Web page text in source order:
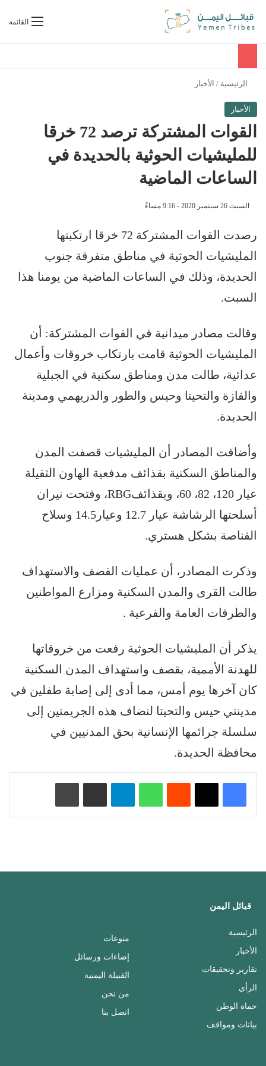
القائمةبحث عن
الرئيسية / الأخبار
الأخبار
القوات المشتركة ترصد 72 خرقا
للمليشيات الحوثية بالحديدة في
الساعات الماضية
السبت 26 سبتمبر 2020 - 9:16 مساءً
رصدت القوات المشتركة 72 خرقا ارتكبتها
المليشيات الحوثية في مناطق متفرقة جنوب
الحديدة، وذلك في الساعات الماضية من يومنا هذا
السبت.
وقالت مصادر ميدانية في القوات المشتركة: أن
المليشيات الحوثية قامت بارتكاب خروقات وأعمال
عدائية، طالت مدن ومناطق سكنية في الجبلية
والفازة والتحيتا وحيس والطور والدريهمي ومدينة
الحديدة.
وأضافت المصادر أن المليشيات قصفت المدن
والمناطق السكنية بقذائف مدفعية الهاون الثقيلة
عيار 120، 82، 60، وبقذائفRBG، وفتحت نيران
أسلحتها الرشاشة عيار 12.7 وعيار14.5 وسلاح
القناصة بشكل هستري.
وذكرت المصادر، أن عمليات القصف والاستهداف
طالت القرى والمدن السكنية ومزارع المواطنين
والطرقات العامة والفرعية .
يذكر أن المليشيات الحوثية رفعت من خروقاتها
للهدنة الأممية، بقصف واستهداف المدن السكنية
كان آخرها يوم أمس، مما أدى إلى إصابة طفلين في
مدينتي حيس والتحيتا لتضاف هذه الجريمتين إلى
سلسلة جرائمها الإنسانية بحق المدنيين في
محافظة الحديدة.
واتساب تيلقرام
قبائل اليمن
الرئيسية
الأخبار
تقارير وتحقيقات
الرأي
حماة الوطن
بيانات ومواقف
منوعات
إضاءات ورسائل
القبيلة اليمنية
من نحن
اتصل بنا